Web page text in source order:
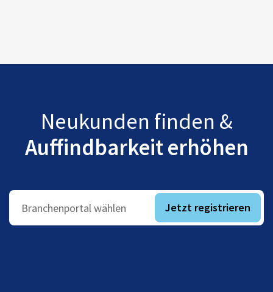
Neukunden finden &
Auffindbarkeit erhöhen
Branchenportal wählen Jetzt registrieren